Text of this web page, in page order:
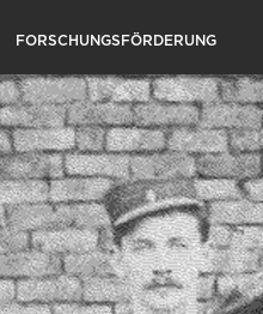
FORSCHUNGSFÖRDERUNG